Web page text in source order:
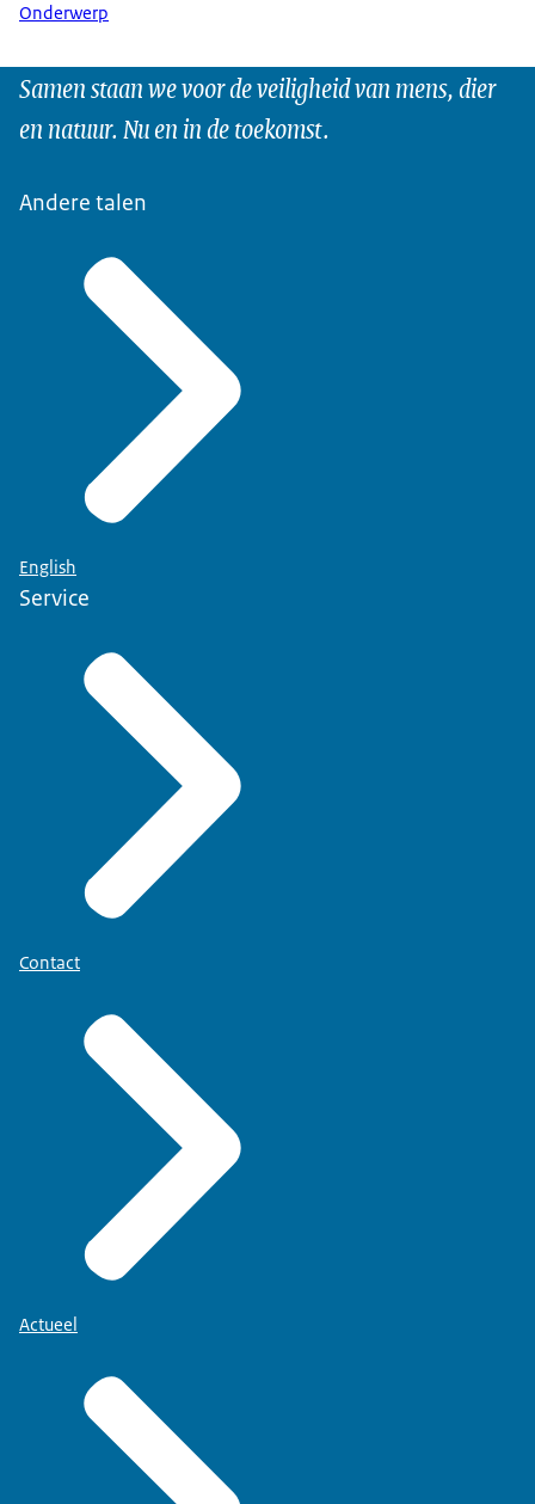
Onderwerp
Samen staan we voor de veiligheid van mens, dier
en natuur. Nu en in de toekomst.
Andere talen
English
Service
Contact
Actueel